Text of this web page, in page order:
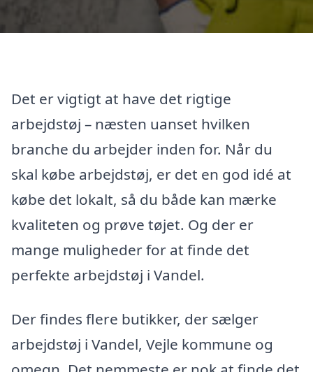
Det er vigtigt at have det rigtige
arbejdstøj – næsten uanset hvilken
branche du arbejder inden for. Når du
skal købe arbejdstøj, er det en god idé at
købe det lokalt, så du både kan mærke
kvaliteten og prøve tøjet. Og der er
mange muligheder for at finde det
perfekte arbejdstøj i Vandel.
Der findes flere butikker, der sælger
arbejdstøj i Vandel, Vejle kommune og